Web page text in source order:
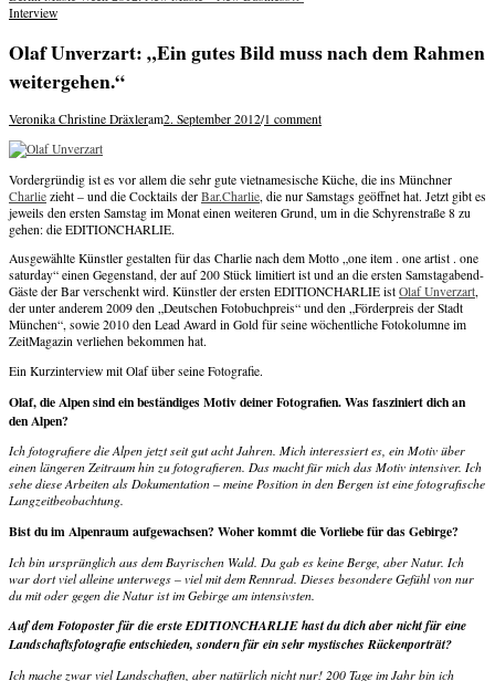
navigation
Interview
Olaf Unverzart: „Ein gutes Bild muss nach dem Rahmen
weitergehen.“
Veronika Christine Dräxleram2. September 2012/1 comment
Vordergründig ist es vor allem die sehr gute vietnamesische Küche, die ins Münchner
Charlie zieht – und die Cocktails der Bar.Charlie , die nur Samstags geöffnet hat. Jetzt gibt es
jeweils den ersten Samstag im Monat einen weiteren Grund, um in die Schyrenstraße 8 zu
gehen: die EDITIONCHARLIE.
Ausgewählte Künstler gestalten für das Charlie nach dem Motto „one item . one artist . one
saturday“ einen Gegenstand, der auf 200 Stück limitiert ist und an die ersten Samstagabend-
Gäste der Bar verschenkt wird. Künstler der ersten EDITIONCHARLIE ist Olaf Unverzart,
der unter anderem 2009 den „Deutschen Fotobuchpreis“ und den „Förderpreis der Stadt
München“, sowie 2010 den Lead Award in Gold für seine wöchentliche Fotokolumne im
ZeitMagazin verliehen bekommen hat.
Ein Kurzinterview mit Olaf über seine Fotografie.
Olaf, die Alpen sind ein beständiges Motiv deiner Fotografien. Was fasziniert dich an
den Alpen?
Ich fotografiere die Alpen jetzt seit gut acht Jahren. Mich interessiert es, ein Motiv über
einen längeren Zeitraum hin zu fotografieren. Das macht für mich das Motiv intensiver. Ich
sehe diese Arbeiten als Dokumentation – meine Position in den Bergen ist eine fotografische
Langzeitbeobachtung.
Bist du im Alpenraum aufgewachsen? Woher kommt die Vorliebe für das Gebirge?
Ich bin ursprünglich aus dem Bayrischen Wald. Da gab es keine Berge, aber Natur. Ich
war dort viel alleine unterwegs – viel mit dem Rennrad. Dieses besondere Gefühl von nur
du mit oder gegen die Natur ist im Gebirge am intensivsten.
Auf dem Fotoposter für die erste EDITIONCHARLIE hast du dich aber nicht für eine
Landschaftsfotografie entschieden, sondern für ein sehr mystisches Rückenporträt?
Ich mache zwar viel Landschaften, aber natürlich nicht nur! 200 Tage im Jahr bin ich